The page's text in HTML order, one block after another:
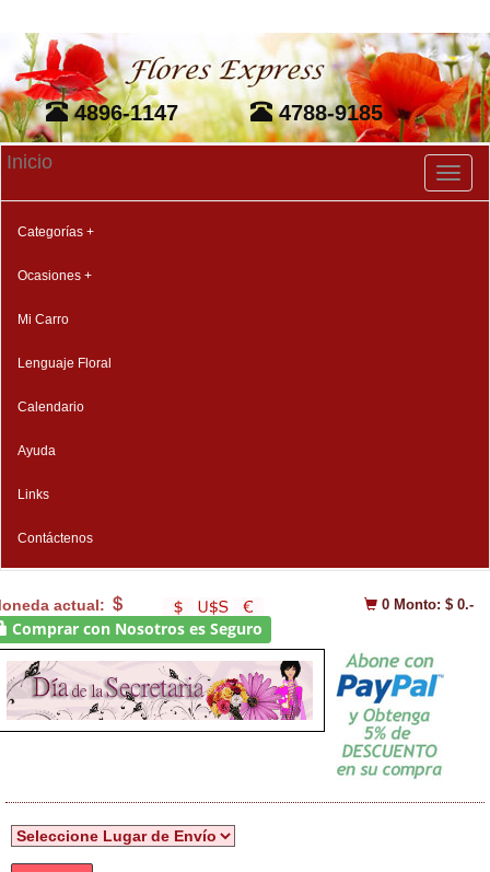
4896-1147 4788-9185
Inicio
Categorías +
Ocasiones +
Mi Carro
Lenguaje Floral
Calendario
Ayuda
Links
Contáctenos
actual: 0 Monto: $ 0.-
Comprar con Nosotros es Seguro